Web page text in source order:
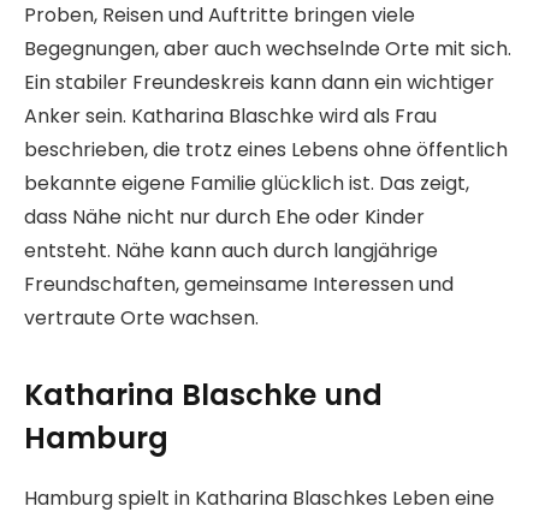
Proben, Reisen und Auftritte bringen viele
Begegnungen, aber auch wechselnde Orte mit sich.
Ein stabiler Freundeskreis kann dann ein wichtiger
Anker sein. Katharina Blaschke wird als Frau
beschrieben, die trotz eines Lebens ohne öffentlich
bekannte eigene Familie glücklich ist. Das zeigt,
dass Nähe nicht nur durch Ehe oder Kinder
entsteht. Nähe kann auch durch langjährige
Freundschaften, gemeinsame Interessen und
vertraute Orte wachsen.
Katharina Blaschke und
Hamburg
Hamburg spielt in Katharina Blaschkes Leben eine